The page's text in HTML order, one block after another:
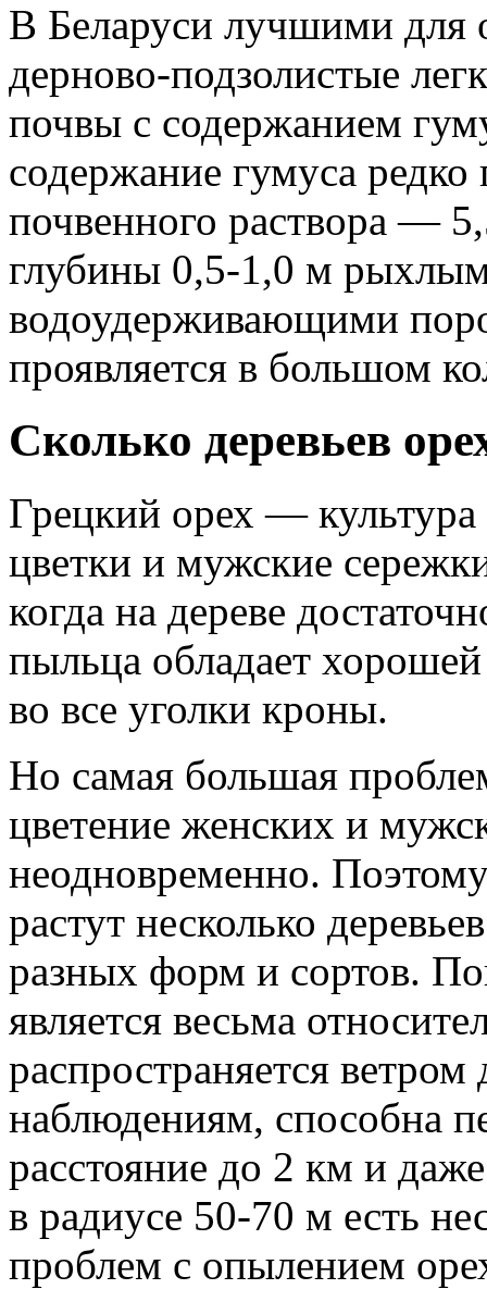
В Беларуси лучшими для
дерново-подзолистые
почвы с содержанием
содержание гумуса
почвенного раствора —
глубины 0,5-1,0 м
водоудерживающими
проявляется в большом
Сколько деревьев
Грецкий орех —
цветки и мужские
когда на дереве
пыльца обладает
во все уголки кроны.
Но самая большая
цветение женских и
неодновременно.
растут несколько
разных форм и сортов.
является весьма
распространяется
наблюдениям, способна
расстояние до 2 км и
в радиусе 50-70 м есть
проблем с опылением